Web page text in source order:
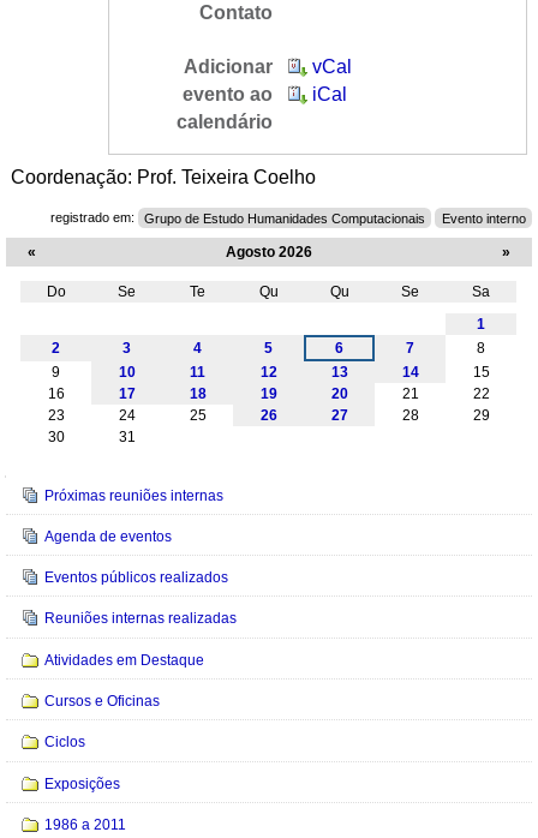
Contato
Adicionar
evento ao
calendário
vCal
iCal
Coordenação: Prof. Teixeira Coelho
registrado em: Grupo de Estudo Humanidades Computacionais Evento interno
« Agosto 2026 »
Do Se Te Qu Qu Se
Sa
1
2
3 4 5 6 7
8
9
10 11 12 13 14
15
16
17 18 19 20 21
22
23
24 25 26 27 28
29
30
31
Navegação
Próximas reuniões internas
Agenda de eventos
Eventos públicos realizados
Reuniões internas realizadas
Atividades em Destaque
Cursos e Oficinas
Ciclos
Exposições
1986 a 2011